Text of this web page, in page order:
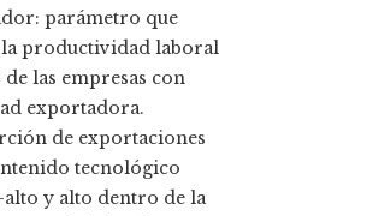
parámetro que
productividad laboral
las empresas con
exportadora.
de exportaciones
tecnológico
y alto dentro de la